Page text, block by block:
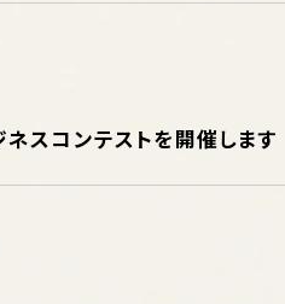
ネスコンテストを開催します